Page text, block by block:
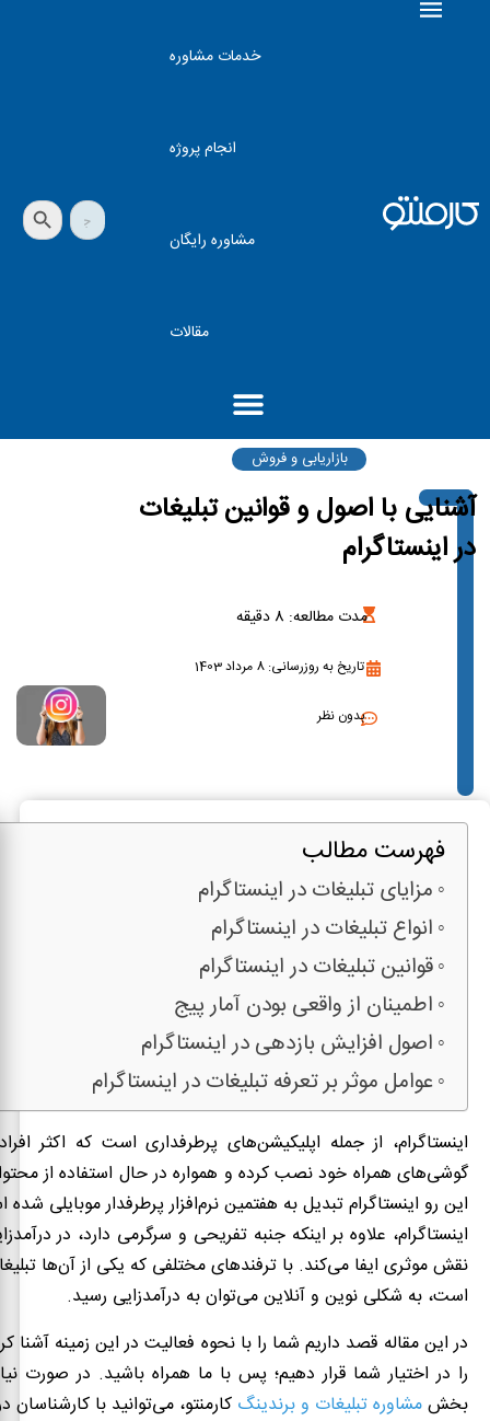
خدمات مشاوره
انجام پروژه
مشاوره رایگان
مقالات
جستجو
برای:
دکمه جستجو
بازاریابی و فروش
آشنایی با اصول و قوانین تبلیغات
در اینستاگرام
مدت مطالعه: 8 دقیقه
تاریخ به روزرسانی: 8 مرداد 1403
بدون نظر
فهرست مطالب
مزایای تبلیغات در اینستاگرام
انواع تبلیغات در اینستاگرام
قوانین تبلیغات در اینستاگرام
اطمینان از واقعی بودن آمار پیج
اصول افزایش بازدهی در اینستاگرام
عوامل موثر بر تعرفه تبلیغات در اینستاگرام
اینستاگرام، از جمله اپلیکیشن‌های پرطرفداری است که اکثر
گوشی‌های همراه خود نصب کرده و همواره در حال استفاده از
این رو اینستاگرام تبدیل به هفتمین نرم‌افزار پرطرفدار موبایلی
اینستاگرام، علاوه بر اینکه جنبه تفریحی و سرگرمی دارد، در
نقش موثری ایفا می‌کند. با ترفندهای مختلفی که یکی از آن‌ها
است، به شکلی نوین و آنلاین می‌توان به درآمدزایی رسید.
در این مقاله قصد داریم شما را با نحوه فعالیت در این زمینه آشنا
را در اختیار شما قرار دهیم؛ پس با ما همراه باشید. در صورت
بخشمشاوره تبلیغات و برندینگ کارمنتو، می‌توانید با کارشناسان